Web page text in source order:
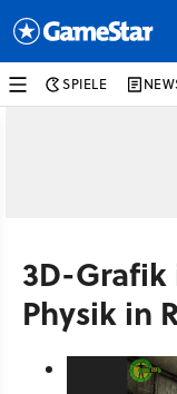
SPIELE
3D-Grafik
Physik in